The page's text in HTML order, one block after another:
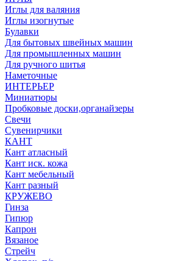
Иглы для валяния
Иглы изогнутые
Булавки
Для бытовых швейных машин
Для промышленных машин
Для ручного шитья
Наметочные
ИНТЕРЬЕР
Миниатюры
Пробковые доски,органайзеры
Свечи
Сувенирчики
КАНТ
Кант атласный
Кант иск. кожа
Кант мебельный
Кант разный
КРУЖЕВО
Гинза
Гипюр
Капрон
Вязаное
Стрейч